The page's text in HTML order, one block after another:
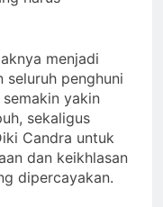
menjadi
seluruh penghuni
yakin
sekaligus
Candra untuk
dan keikhlasan
dipercayakan.